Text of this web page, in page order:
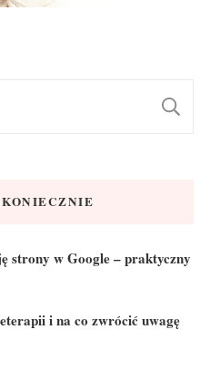
strony w Google – praktyczny
i na co zwrócić uwagę